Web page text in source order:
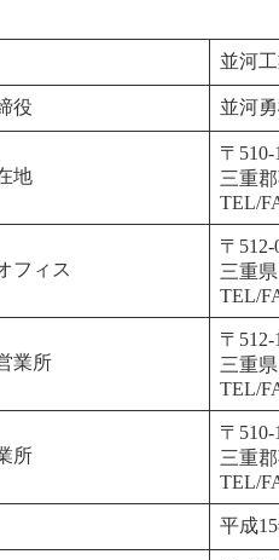
並河
役 並河
地
〒510-
三重
TEL/
フィス
〒512-
三重
TEL/
業所
〒512-
三重
TEL/
所
〒510-
三重
TEL/
平成